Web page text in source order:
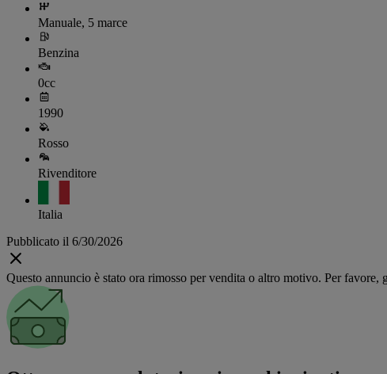
Manuale, 5 marce
Benzina
0cc
1990
Rosso
Rivenditore
Italia
Pubblicato il 6/30/2026
Questo annuncio è stato ora rimosso per vendita o altro motivo. Per